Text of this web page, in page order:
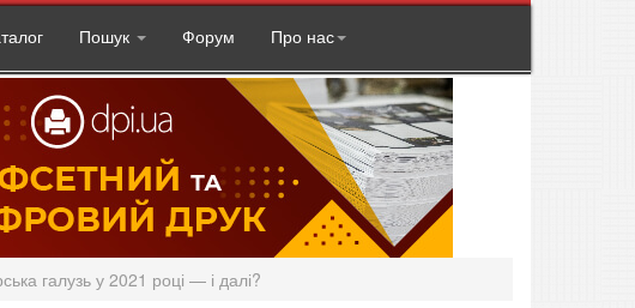
Пошук Форум Про нас
галузь у 2021 році — і далі?